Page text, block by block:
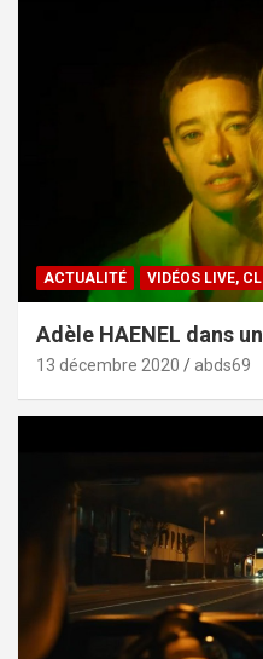
ACTUALITÉ VIDÉOS LIVE,
Adèle HAENEL dans
13 décembre 2020 abds69